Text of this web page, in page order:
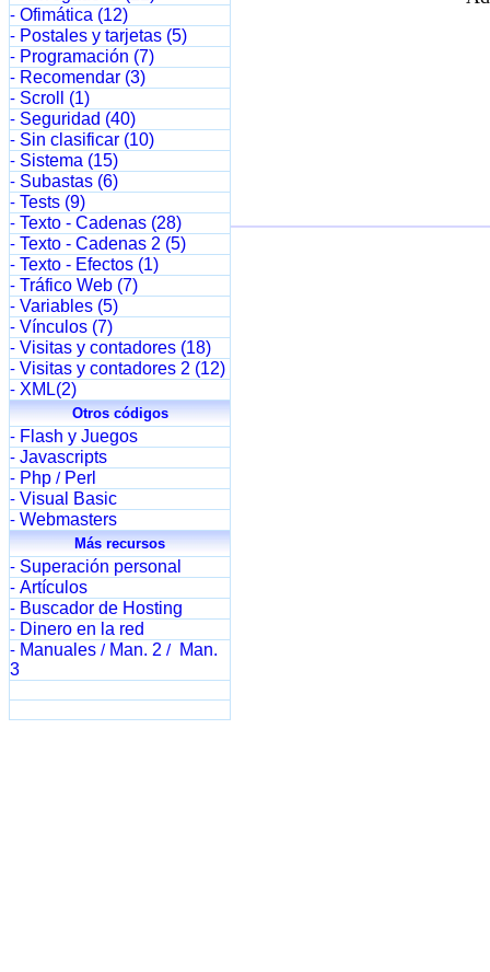
- Ofimática (12)
- Postales y tarjetas (5)
- Programación (7)
- Recomendar (3)
- Scroll (1)
- Seguridad (40)
- Sin clasificar (10)
- Sistema (15)
- Subastas (6)
- Tests (9)
- Texto - Cadenas (28)
- Texto - Cadenas 2 (5)
- Texto - Efectos (1)
- Tráfico Web (7)
- Variables (5)
- Vínculos (7)
- Visitas y contadores (18)
- Visitas y contadores 2 (12)
- XML(2)
Otros códigos
- Flash y Juegos
- Javascripts
- Php / Perl
- Visual Basic
- Webmasters
Más recursos
- Superación personal
- Artículos
- Buscador de Hosting
- Dinero en la red
- Manuales / Man. 2 /
Man.
3